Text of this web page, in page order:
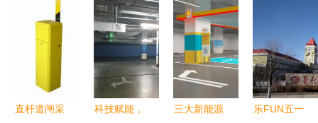
直杆道闸采
科技赋能，
三大新能源
乐FUN五一